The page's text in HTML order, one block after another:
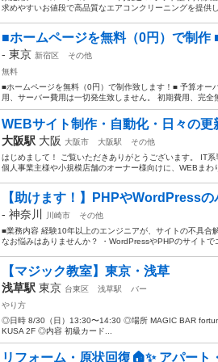
求めやすいお値段で高品質なエアコンクリーニングを提供
■ホームページを無料（0円）で制作
- 東京 新宿区
その他
無料
■ホームページを無料（0円）で制作致します！■ 予算オ
用、サーバー費用は一切発生致しません。 初期費用、完
WEBサイト制作・自動化・日々の更
大阪駅 大阪 大阪市 大阪駅
その他
はじめまして！ ご覧いただきありがとうございます。 IT
個人事業主様や小規模店舗のオーナー様向けに、WEBま
【助けます！】PHPやWordPress
- 神奈川 川崎市
その他
■業務内容 経験10年以上のエンジニアが、サイトの不具合
なお悩みはありませんか？ ・WordPressやPHPのサイト
【マジック教室】東京・浅草
浅草駅 東京 台東区 浅草駅
バー
やり方
◎日時 8/30（日）13:30〜14:30 ◎場所 MAGIC BAR
KUSA 2F ◎内容 初級カード...
リフォーム・原状回復🏠✨ アパート